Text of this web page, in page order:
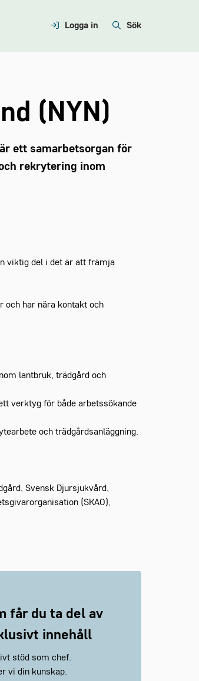
Logga in Sök
(NYN)
ett samarbetsorgan för
rekrytering inom
viktig del i det är att främja
och har nära kontakt och
lantbruk, trädgård och
verktyg för både arbetssökande
och trädgårdsanläggning.
Svensk Djursjukvård,
(SKAO),
får du ta del av
innehåll
stöd som chef.
vi din kunskap.